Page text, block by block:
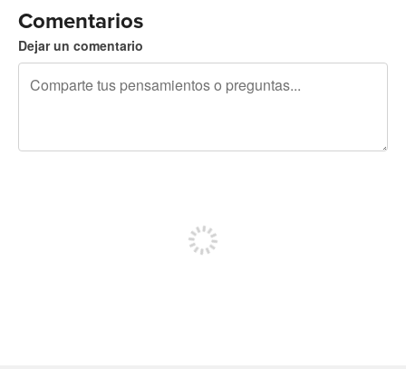
Comentarios
Dejar un comentario